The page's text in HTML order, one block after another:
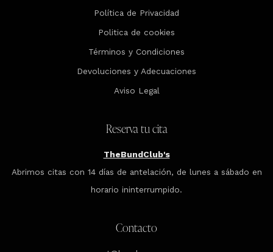
Política de Privacidad
Politica de cookies
Términos y Condiciones
Devoluciones y Adecuaciones
Aviso Legal
Reserva tu cita
TheBundClub's
Abrimos citas con 14 días de antelación, de lunes a sábado en
horario ininterrumpido.
Contacto